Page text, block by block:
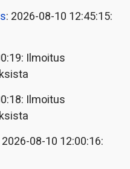
: 2026-08-10 12:45:15:
Ilmoitus
Ilmoitus
2026-08-10 12:00:16: